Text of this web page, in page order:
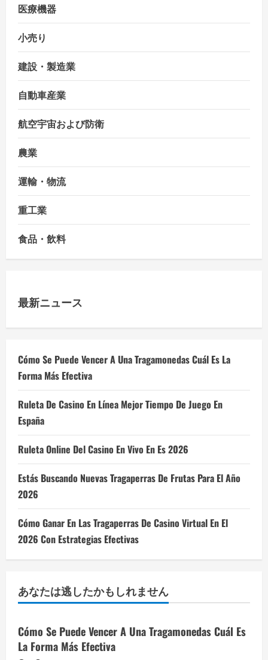
医療機器
小売り
建設・製造業
自動車産業
航空宇宙および防衛
農業
運輸・物流
重工業
食品・飲料
最新ニュース
Cómo Se Puede Vencer A Una Tragamonedas Cuál Es La
Forma Más Efectiva
Ruleta De Casino En Línea Mejor Tiempo De Juego En
España
Ruleta Online Del Casino En Vivo En Es 2026
Estás Buscando Nuevas Tragaperras De Frutas Para El Año
2026
Cómo Ganar En Las Tragaperras De Casino Virtual En El
2026 Con Estrategias Efectivas
あなたは逃したかもしれません
Cómo Se Puede Vencer A Una Tragamonedas Cuál Es
La Forma Más Efectiva